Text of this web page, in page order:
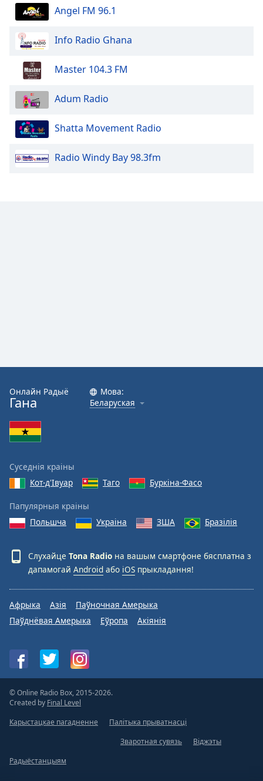
Caption
Color
Opacity
Dialog
dialog
window.
Angel FM 96.1
Info Radio Ghana
Master 104.3 FM
Adum Radio
Shatta Movement Radio
Radio Windy Bay 98.3fm
Онлайн Радыё
Гана
Мова:
Беларуская
Суседнія краіны
Кот-д'Івуар
Таго Буркіна-Фасо
Папулярныя краіны
Польшча
Украіна ЗША Бразілія
Слухайце Tona Radio на вашым смартфоне бясплатна з
дапамогай Android або iOS прыкладання!
Афрыка Азія
Паўночная Амерыка
Паўднёвая Амерыка
Еўропа Акіянія
© Online Radio Box, 2015-2026.
Created by Final Level
Карыстацкае пагадненне
Палітыка прыватнасці
Зваротная сувязь
Віджэты
Радыёстанцыям